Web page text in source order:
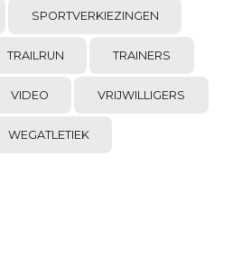
SPORTVERKIEZINGEN
TRAILRUN TRAINERS
VIDEO VRIJWILLIGERS
WEGATLETIEK